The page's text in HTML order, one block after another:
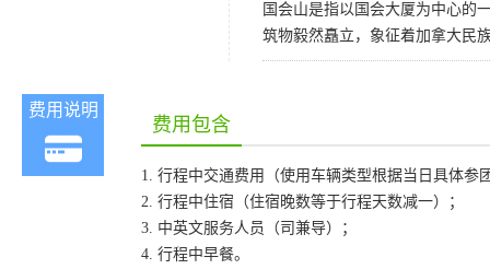
国会山是指以国会大厦为中心的
筑物毅然矗立，象征着加拿大民
费用说明
费用包含
1. 行程中交通费用（使用车辆类型根据当日具体参
2. 行程中住宿（住宿晚数等于行程天数减一）；
3. 中英文服务人员（司兼导）；
4. 行程中早餐。